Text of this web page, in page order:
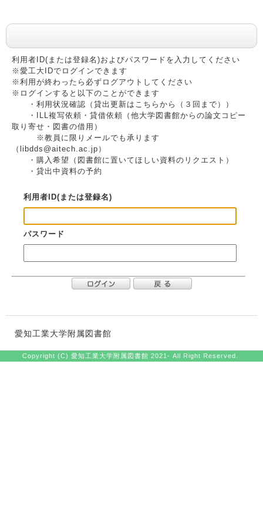
利用者ID(または登録名)およびパスワードを入力してください
※愛工大IDでログインできます
※利用が終わったら必ずログアウトしてください
※ログインすると以下のことができます
・利用状況確認（貸出更新はこちらから（３回まで））
・ILL複写依頼・貸借依頼（他大学図書館からの論文コピー
取り寄せ・図書の借用）
※教員に限りメールでも承ります
（libdds@aitech.ac.jp）
・購入希望（図書館に置いてほしい資料のリクエスト）
・貸出中資料の予約
利用者ID(または登録名)
パスワード
愛知工業大学附属図書館
Copyright (C) 愛知工業大学附属図書館 2021- All Right Reserved.